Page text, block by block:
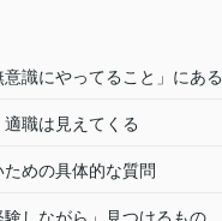
識にやってること」にある
職は見えてくる
めの具体的な質問
しながら」見つけるもの